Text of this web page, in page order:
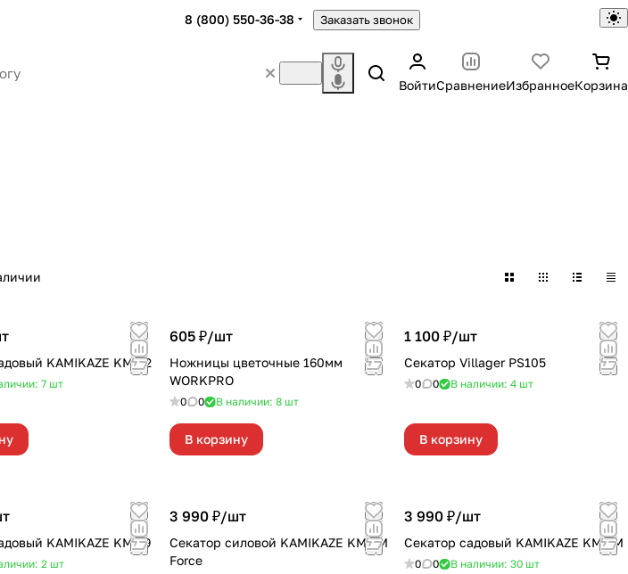
8 (800) 550-36-38 Заказать звонок
ВойтиСравнениеИзбранноеКорзина
KAMIKAZE KM-22
7 шт
605 ₽/шт
Ножницы цветочные 160мм
WORKPRO
0 0 В наличии: 8 шт
В корзину
1 100 ₽/шт
Секатор Villager PS105
0 0 В наличии: 4 шт
В корзину
KAMIKAZE KM-19
2 шт
3 990 ₽/шт
Секатор силовой KAMIKAZE KM1-M
Force
3 990 ₽/шт
Секатор садовый KAMIKAZE KM1-M
0 0 В наличии: 30 шт